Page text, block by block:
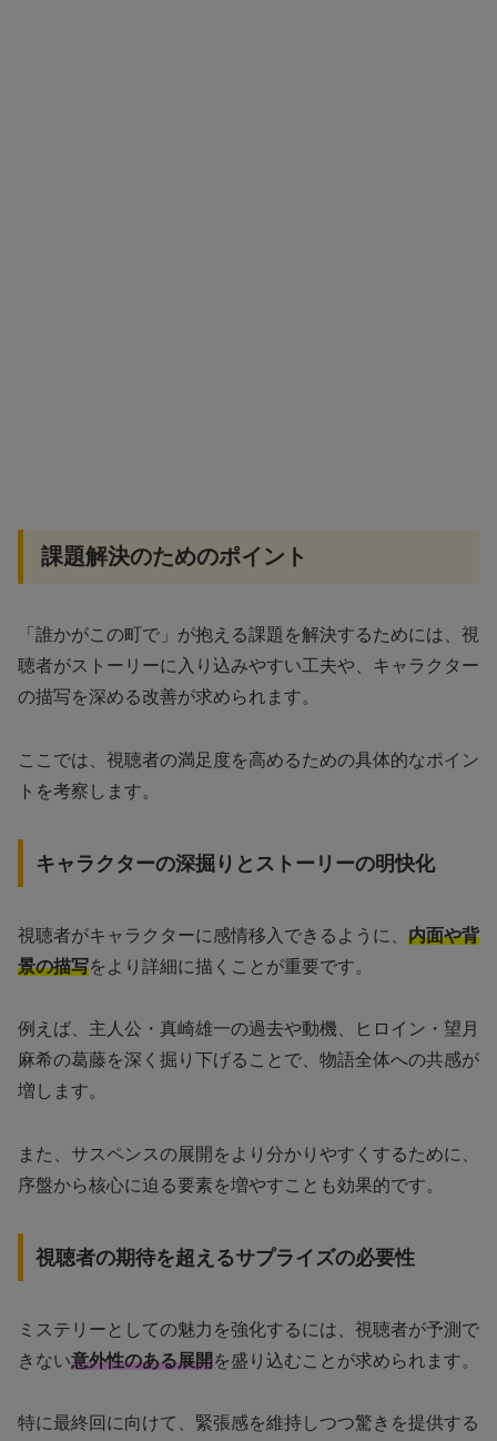
課題解決のためのポイント
「誰かがこの町で」が抱える課題を解決するためには、視
聴者がストーリーに入り込みやすい工夫や、キャラクター
の描写を深める改善が求められます。
ここでは、視聴者の満足度を高めるための具体的なポイン
トを考察します。
キャラクターの深掘りとストーリーの明快化
視聴者がキャラクターに感情移入できるように、 内面や背
景の描写をより詳細に描くことが重要です。
例えば、主人公・真崎雄一の過去や動機、ヒロイン・望月
麻希の葛藤を深く掘り下げることで、物語全体への共感が
増します。
また、サスペンスの展開をより分かりやすくするために、
序盤から核心に迫る要素を増やすことも効果的です。
視聴者の期待を超えるサプライズの必要性
ミステリーとしての魅力を強化するには、視聴者が予測で
きない意外性のある展開 を盛り込むことが求められます。
特に最終回に向けて、緊張感を維持しつつ驚きを提供する